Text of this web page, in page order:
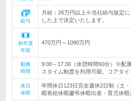
給与
月給：26万円以上※当社給与規定
した上で決定いたします。
初年度
年収
470万円～1090万円
勤務
時間
9:00～17:30（休憩時間60分）※配
スタイム制度を利用可能。コアタイ
休日
休暇
年間休日123日完全週休2日制（土
暇有給休暇慶弔休暇出産・育児休暇